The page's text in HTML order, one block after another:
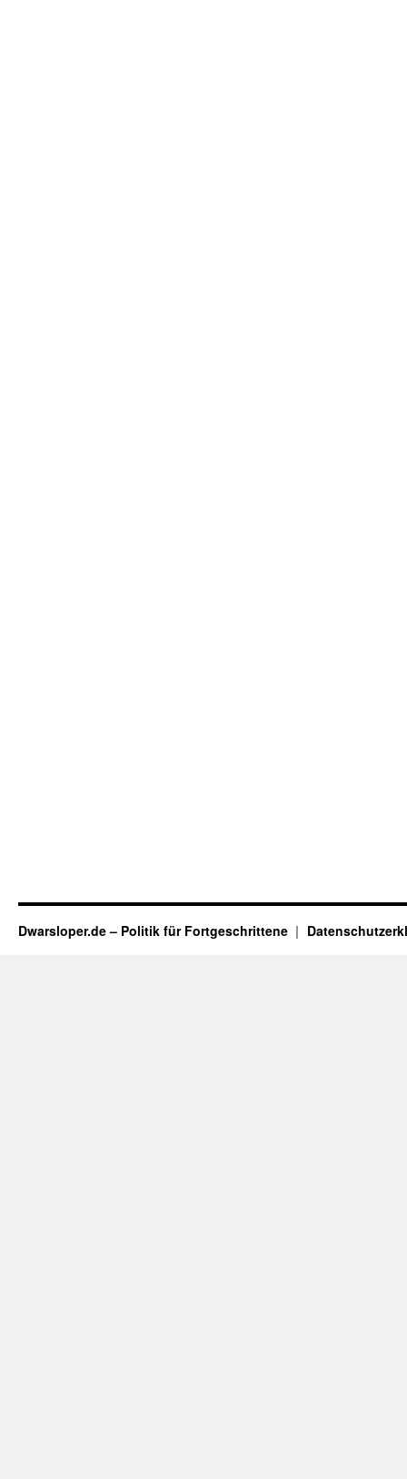
Dwarsloper.de – Politik für Fortgeschrittene